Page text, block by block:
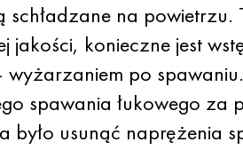
schładzane na
jakości, konieczne jest
po
spawania łukowego za
było usunąć naprężenia